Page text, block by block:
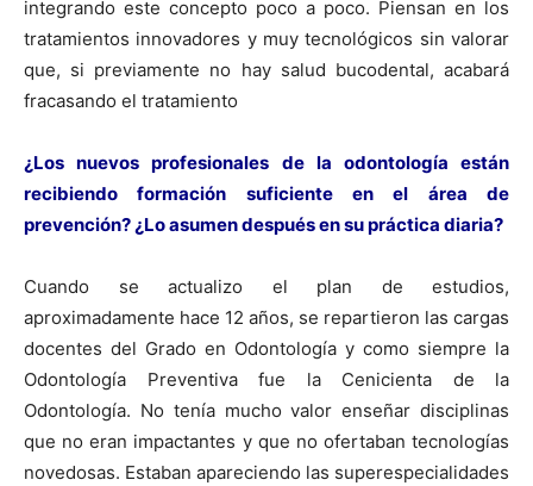
integrando este concepto poco a poco. Piensan en los
tratamientos innovadores y muy tecnológicos sin valorar
que, si previamente no hay salud bucodental, acabará
fracasando el tratamiento
¿Los nuevos profesionales de la odontología están
recibiendo formación suficiente en el área de
prevención? ¿Lo asumen después en su práctica diaria?
Cuando se actualizo el plan de estudios,
aproximadamente hace 12 años, se repartieron las cargas
docentes del Grado en Odontología y como siempre la
Odontología Preventiva fue la Cenicienta de la
Odontología. No tenía mucho valor enseñar disciplinas
que no eran impactantes y que no ofertaban tecnologías
novedosas. Estaban apareciendo las superespecialidades